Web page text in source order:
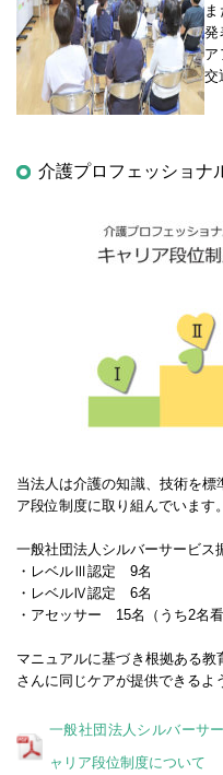
発
ア
交
介護プロフェッショナ
当法人は介護の知識、技術を標
ア段位制度に取り組んでいます。
一般社団法人シルバーサービス
・レベルⅢ認定 9名
・レベルⅣ認定 6名
・アセッサー 15名（うち2名看
マニュアルに基づき根拠ある
さんに同じケアが提供できるよ
一般社団法人シルバーサ
ャリア段位制度について